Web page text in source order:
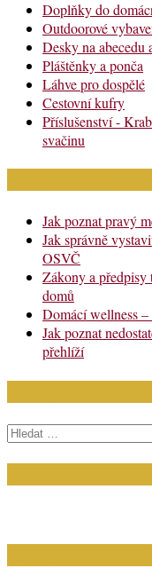
Doplňky do
Outdoorové
Desky na abecedu
Pláštěnky a ponča
Láhve pro dospělé
Cestovní kufry
Příslušenství -
svačinu
Jak poznat pravý
Jak správně
OSVČ
Zákony a předpisy
domů
Domácí wellness
Jak poznat
přehlíží
Vyhledávání